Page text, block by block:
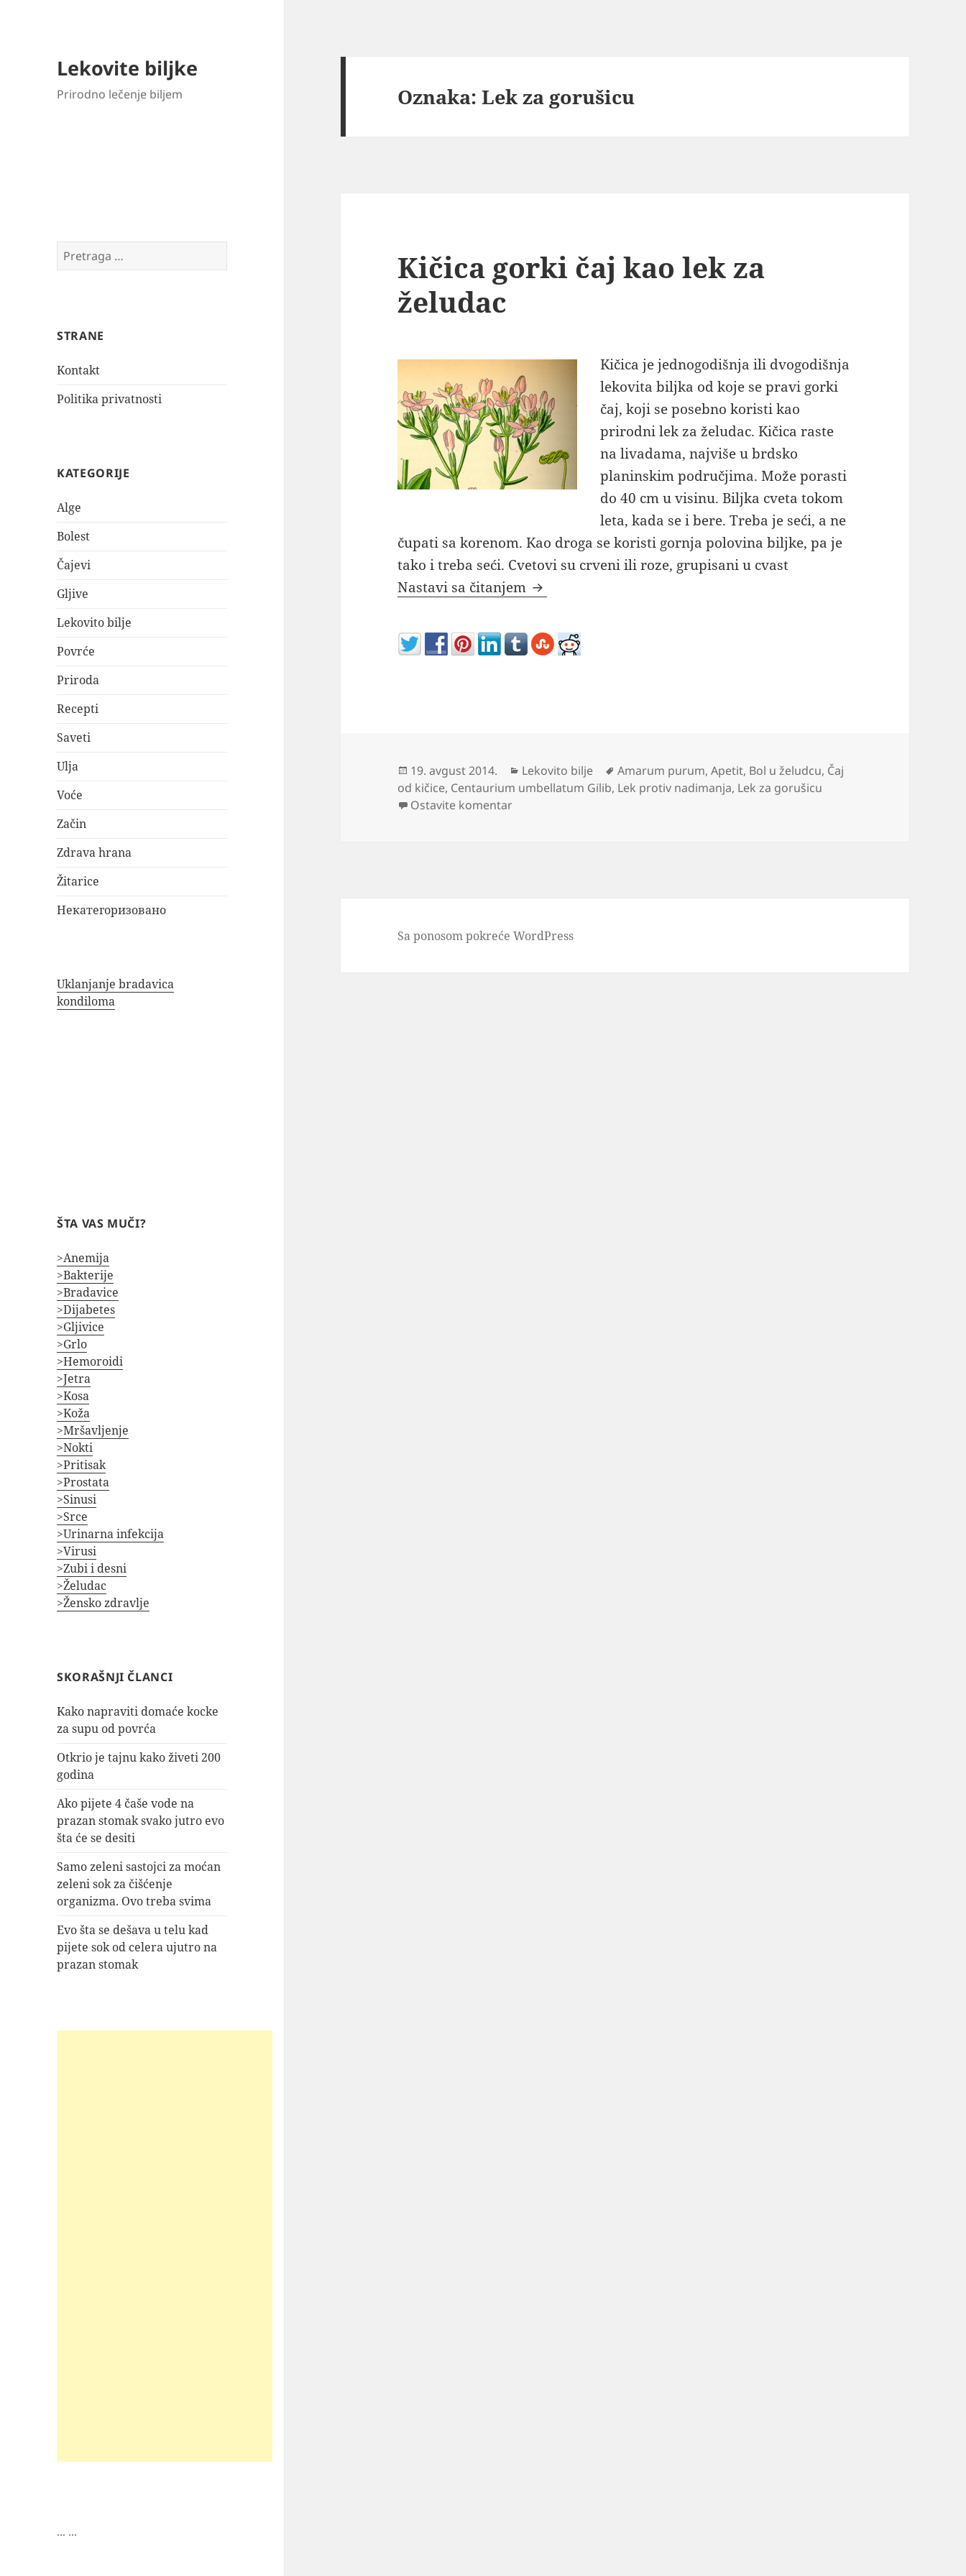
Lekovite biljke
Prirodno lečenje biljem
Pretraga
za:
STRANE
Kontakt
Politika privatnosti
KATEGORIJE
Alge
Bolest
Čajevi
Gljive
Lekovito bilje
Povrće
Priroda
Recepti
Saveti
Ulja
Voće
Začin
Zdrava hrana
Žitarice
Некатегоризовано
Uklanjanje bradavica
kondiloma
ŠTA VAS MUČI?
>Anemija
>Bakterije
>Bradavice
>Dijabetes
>Gljivice
>Grlo
>Hemoroidi
>Jetra
>Kosa
>Koža
>Mršavljenje
>Nokti
>Pritisak
>Prostata
>Sinusi
>Srce
>Urinarna infekcija
>Virusi
>Zubi i desni
>Želudac
>Žensko zdravlje
SKORAŠNJI ČLANCI
Kako napraviti domaće kocke
za supu od povrća
Otkrio je tajnu kako živeti 200
godina
Ako pijete 4 čaše vode na
prazan stomak svako jutro evo
šta će se desiti
Samo zeleni sastojci za moćan
zeleni sok za čišćenje
organizma. Ovo treba svima
Evo šta se dešava u telu kad
pijete sok od celera ujutro na
prazan stomak
... ...
Oznaka:Lek za gorušicu
Kičica gorki čaj kao lek za
želudac
Kičica je jednogodišnja ili dvogodišnja
lekovita biljka od koje se pravi gorki
čaj, koji se posebno koristi kao
prirodni lek za želudac. Kičica raste
na livadama, najviše u brdsko
planinskim područjima. Može porasti
do 40 cm u visinu. Biljka cveta tokom
leta, kada se i bere. Treba je seći, a ne
čupati sa korenom. Kao droga se koristi gornja polovina biljke, pa je
tako i treba seći. Cvetovi su crveni ili roze, grupisani u cvast
Nastavi sa čitanjem Kičica gorki čaj kao lek za želudac
Objavljeno
19. avgust 2014. Kategorije
Lekovito bilje Oznake
Amarum purum,Apetit, Bol u želudcu, Čaj
od kičice, Centaurium umbellatum Gilib, Lek protiv nadimanja, Lek za gorušicu
Ostavite komentarna Kičica gorki čaj kao lek za želudac
Sa ponosom pokreće WordPress